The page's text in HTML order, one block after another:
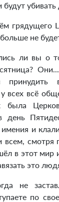
убивать
грядущего
не
ли вы о
принудить
всех всё
была
день
и
всем,
в этот мир
это
не
по